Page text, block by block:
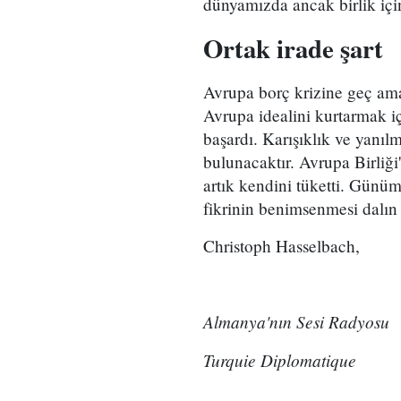
Ortak irade şart
Avrupa borç krizine geç
Avrupa idealini kurtarmak
başardı. Karışıklık ve
bulunacaktır. Avrupa
artık kendini tüketti.
fikrinin benimsenmesi
Christoph Hasselbach,
Almanya'nın Sesi Radyosu
Turquie Diplomatique